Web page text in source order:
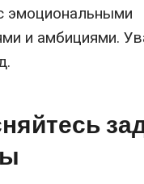
эмоциональными
и амбициями.